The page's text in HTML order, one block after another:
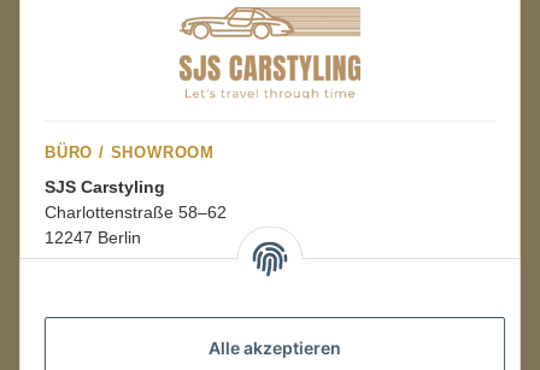
Alle akzeptieren
BÜRO / SHOWROOM
SJS Carstyling
Charlottenstraße 58–62
12247 Berlin
08:00–16:00 Uhr